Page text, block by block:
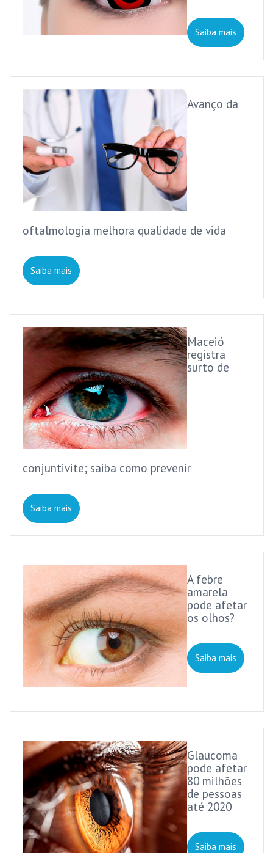
Saiba mais
Avanço da
oftalmologia melhora qualidade de vida
Saiba mais
Maceió
registra
surto de
conjuntivite; saiba como prevenir
Saiba mais
A febre
amarela
pode afetar
os olhos?
Saiba mais
Glaucoma
pode afetar
80 milhões
de pessoas
até 2020
Saiba mais